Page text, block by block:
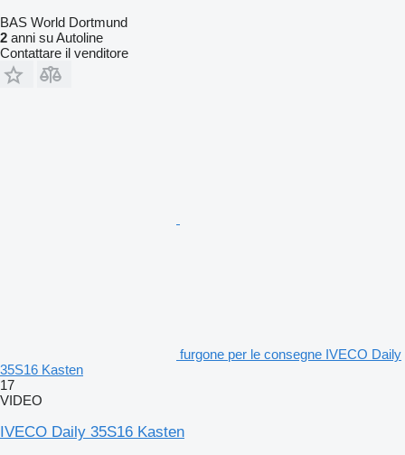
BAS World Dortmund
2 anni su Autoline
Contattare il venditore
furgone per le consegne IVECO Daily
35S16 Kasten
17
VIDEO
IVECO Daily 35S16 Kasten